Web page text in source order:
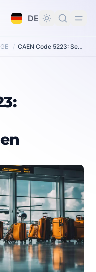
DE
/ CAEN Code 5223: Service activities incidental to air transportation
Nebentätigkeiten